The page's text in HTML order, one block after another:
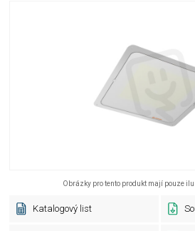
Obrázky pro tento produkt mají pouze
Katalogový list